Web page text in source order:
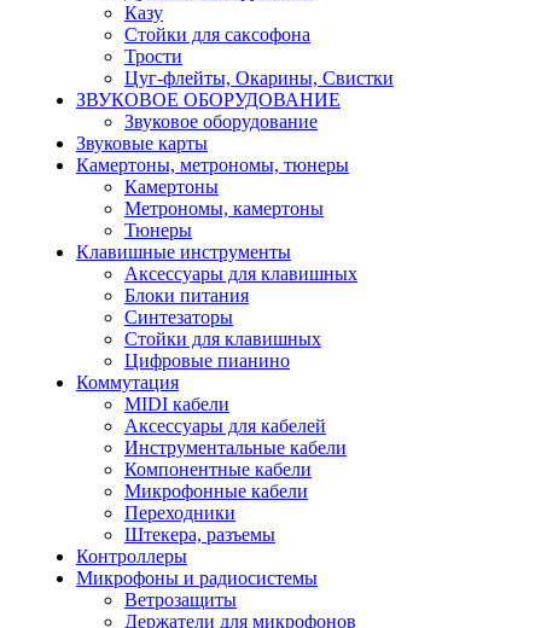
Казу
Стойки для саксофона
Трости
Цуг-флейты, Окарины, Свистки
ЗВУКОВОЕ ОБОРУДОВАНИЕ
Звуковое оборудование
Звуковые карты
Камертоны, метрономы, тюнеры
Камертоны
Метрономы, камертоны
Тюнеры
Клавишные инструменты
Аксессуары для клавишных
Блоки питания
Синтезаторы
Стойки для клавишных
Цифровые пианино
Коммутация
MIDI кабели
Аксессуары для кабелей
Инструментальные кабели
Компонентные кабели
Микрофонные кабели
Переходники
Штекера, разъемы
Контроллеры
Микрофоны и радиосистемы
Ветрозащиты
Держатели для микрофонов